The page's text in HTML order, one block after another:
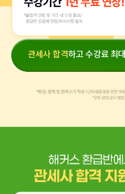
관세사 합격하고 수강료 최대